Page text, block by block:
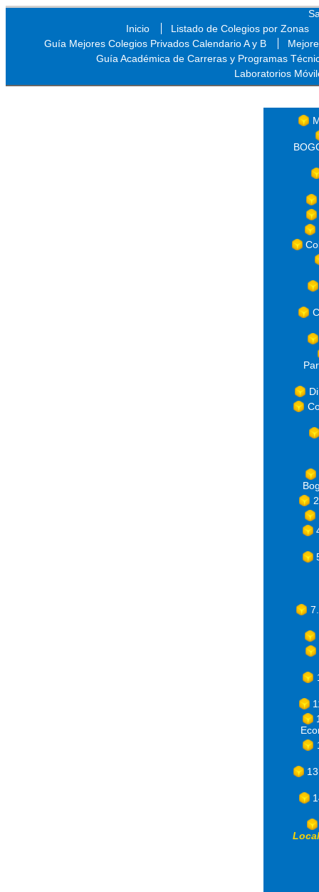
Inicio
Listado de Colegios por Zonas
Guía Mejores Colegios Privados Calendario A y B
Guía Académica de Carreras y Programas
Laboratorios